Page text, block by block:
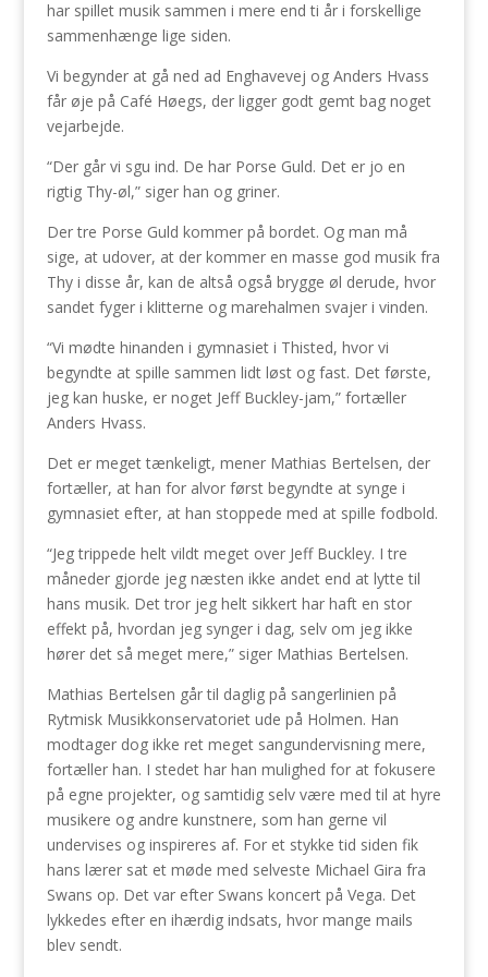
har spillet musik sammen i mere end ti år i forskellige
sammenhænge lige siden.
Vi begynder at gå ned ad Enghavevej og Anders Hvass
får øje på Café Høegs, der ligger godt gemt bag noget
vejarbejde.
“Der går vi sgu ind. De har Porse Guld. Det er jo en
rigtig Thy-øl,” siger han og griner.
Der tre Porse Guld kommer på bordet. Og man må
sige, at udover, at der kommer en masse god musik fra
Thy i disse år, kan de altså også brygge øl derude, hvor
sandet fyger i klitterne og marehalmen svajer i vinden.
“Vi mødte hinanden i gymnasiet i Thisted, hvor vi
begyndte at spille sammen lidt løst og fast. Det første,
jeg kan huske, er noget Jeff Buckley-jam,” fortæller
Anders Hvass.
Det er meget tænkeligt, mener Mathias Bertelsen, der
fortæller, at han for alvor først begyndte at synge i
gymnasiet efter, at han stoppede med at spille fodbold.
“Jeg trippede helt vildt meget over Jeff Buckley. I tre
måneder gjorde jeg næsten ikke andet end at lytte til
hans musik. Det tror jeg helt sikkert har haft en stor
effekt på, hvordan jeg synger i dag, selv om jeg ikke
hører det så meget mere,” siger Mathias Bertelsen.
Mathias Bertelsen går til daglig på sangerlinien på
Rytmisk Musikkonservatoriet ude på Holmen. Han
modtager dog ikke ret meget sangundervisning mere,
fortæller han. I stedet har han mulighed for at fokusere
på egne projekter, og samtidig selv være med til at hyre
musikere og andre kunstnere, som han gerne vil
undervises og inspireres af. For et stykke tid siden fik
hans lærer sat et møde med selveste Michael Gira fra
Swans op. Det var efter Swans koncert på Vega. Det
lykkedes efter en ihærdig indsats, hvor mange mails
blev sendt.